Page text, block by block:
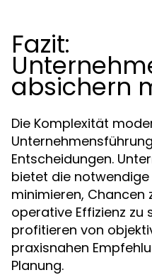
Fazit:
absichern
Die Komplexität
Entscheidungen.
bietet die notwendige
minimieren, Chancen
operative Effizienz zu
profitieren von
praxisnahen
Planung.